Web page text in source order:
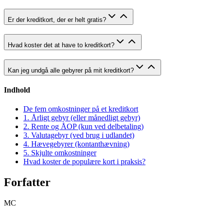
Er der kreditkort, der er helt gratis?
Hvad koster det at have to kreditkort?
Kan jeg undgå alle gebyrer på mit kreditkort?
Indhold
De fem omkostninger på et kreditkort
1. Årligt gebyr (eller månedligt gebyr)
2. Rente og ÅOP (kun ved delbetaling)
3. Valutagebyr (ved brug i udlandet)
4. Hævegebyrer (kontanthævning)
5. Skjulte omkostninger
Hvad koster de populære kort i praksis?
Forfatter
MC